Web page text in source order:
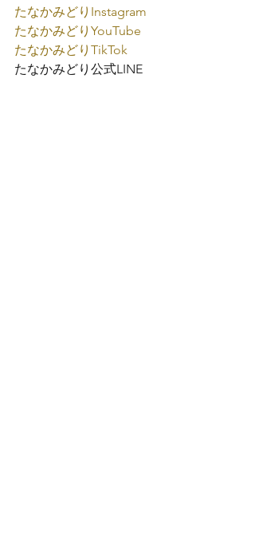
たなかみどり Instagram
たなかみどり YouTube
たなかみどり TikTok
たなかみどり公式LINE